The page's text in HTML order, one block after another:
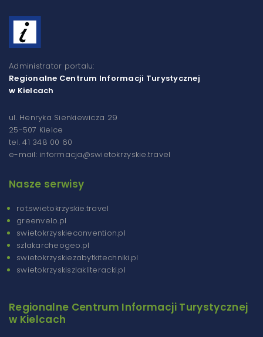
Administrator portalu:
Regionalne Centrum Informacji Turystycznej
w Kielcach
ul. Henryka Sienkiewicza 29
25-507 Kielce
tel. 41 348 00 60
e-mail: informacja@swietokrzyskie.travel
Nasze serwisy
rot.swietokrzyskie.travel
greenvelo.pl
swietokrzyskieconvention.pl
szlakarcheogeo.pl
swietokrzyskiezabytkitechniki.pl
swietokrzyskiszlakliteracki.pl
Regionalne Centrum Informacji Turystycznej
w Kielcach